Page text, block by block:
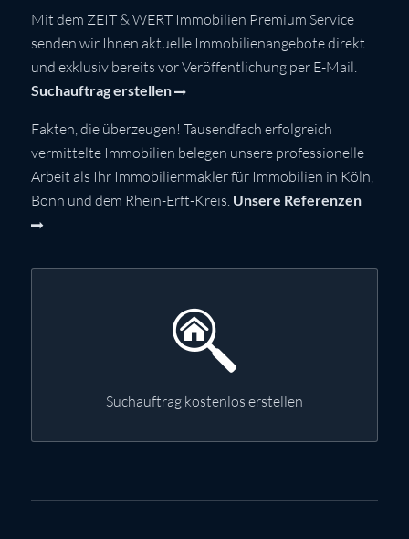
Mit dem ZEIT & WERT Immobilien Premium Service
senden wir Ihnen aktuelle Immobilienangebote direkt
und exklusiv bereits vor Veröffentlichung per E-Mail.
Suchauftrag erstellen
Fakten, die überzeugen! Tausendfach erfolgreich
vermittelte Immobilien belegen unsere professionelle
Arbeit als Ihr Immobilienmakler für Immobilien in Köln,
Bonn und dem Rhein-Erft-Kreis. Unsere Referenzen
Suchauftrag kostenlos erstellen